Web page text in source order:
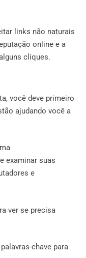
links não naturais
online e a
cliques.
você deve primeiro
ajudando você a
examinar suas
e
ver se precisa
chave para